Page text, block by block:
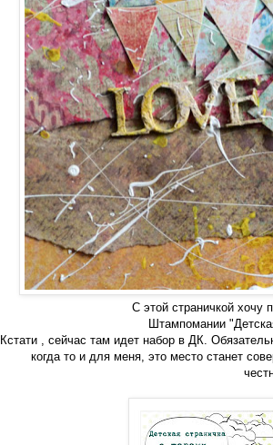
С этой страничкой хочу
Штампомании
Кстати , сейчас там идет набор в ДК.
когда то и для меня, это место станет